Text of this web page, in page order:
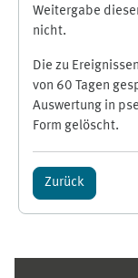
Weitergabe
nicht.
Die zu
von 60 Tagen
Auswertung in
Form gelöscht.
Zurück